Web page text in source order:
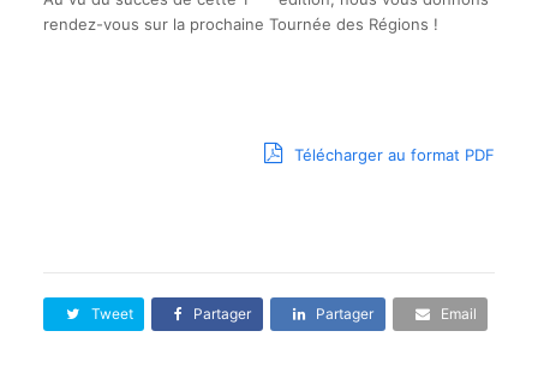
rendez-vous sur la prochaine Tournée des Régions !
Télécharger au format PDF
Tweet Partager Partager Email